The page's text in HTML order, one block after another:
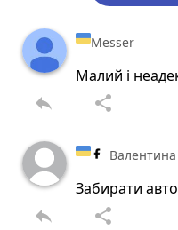
Messer
Малий і
reply share
Забирати
reply share